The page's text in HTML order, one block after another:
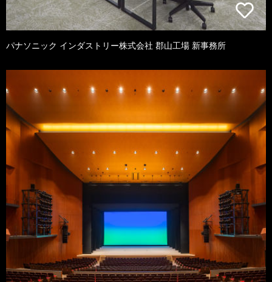
パナソニック インダストリー株式会社 郡山工場 新事務所